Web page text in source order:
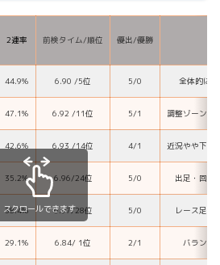
2連率 前検タイム/順位 優出/優勝
44.9% 6.90 /5位 5/0 全体的に
47.1% 6.92 /11位 5/1 調整ゾーンが
42.6% 6.93 /14位 4/1 近況やや下降
35.2% 6.96/24位 5/0 出足・回り
38.4% 6.97/28位 5/0 レース足を
29.1% 6.84/ 1位 2/1 バランス
スクロールできます